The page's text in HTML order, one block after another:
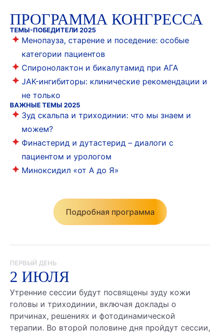
ПРОГРАММА КОНГРЕССА
ТЕМЫ-ПОБЕДИТЕЛИ 2025
Менопауза, старение и поседение: особые
категории пациентов
Спиронолактон и бикалутамид при АГА
JAK-ингибиторы: клинические рекомендации и
не только
ВАЖНЫЕ ТЕМЫ 2025
Зуд скальпа и триходинии: что мы знаем и
можем?
Финастерид и дутастерид – диалоги с
пациентом и урологом
Миноксидил «от А до Я»
Подробная программа
ПЕРВЫЙ ДЕНЬ
2 ИЮЛЯ
Утренние сессии будут посвящены зуду кожи
головы и триходинии, включая доклады о
причинах, решениях и фотодинамической
терапии. Во второй половине дня пройдут сессии,